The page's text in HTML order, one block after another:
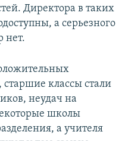
Директора в таких
а серьезного
нет.
старшие классы стали
неудач на
школы
а учителя